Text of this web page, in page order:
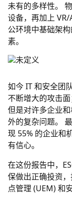
未有的多样性。
设备，再加上
公环境中基础架
素。
如今 IT 和安全团
不断增大的攻击
但是对许多企业
外的复杂问题。
现 55% 的企业和
有信心。
在这份报告中，
保做出正确投资
点管理 (UEM) 和